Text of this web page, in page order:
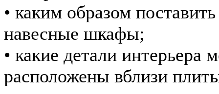
• каким образом
навесные шкафы;
• какие детали интерьера
расположены вблизи